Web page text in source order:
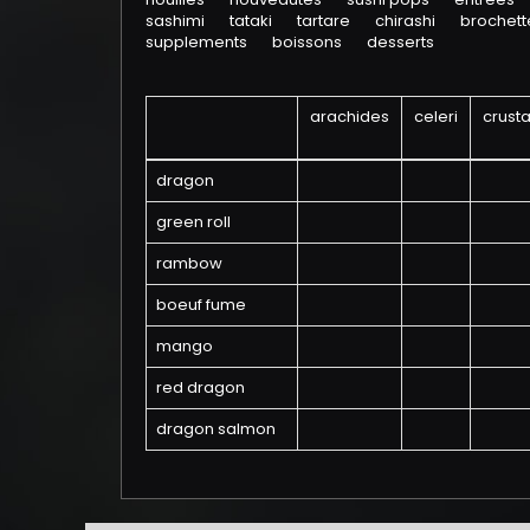
sashimi
tataki tartare chirashi
supplements
boissons desserts
arachides celeri
dragon
green roll
rambow
boeuf fume
mango
red dragon
dragon salmon